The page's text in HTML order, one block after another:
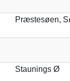
Præstesøen,
Staunings Ø